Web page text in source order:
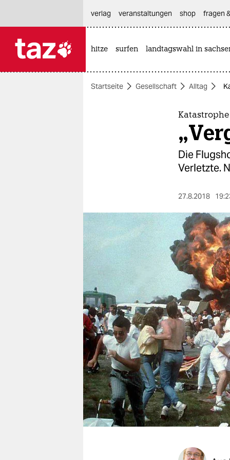
themen
berlin
nord
wahrheit
verlag
verlag
veranstaltungen
shop
fragen & hilfe
unterstützen
abo
verlag
veranstaltungen shop fragen
hitze surfen landtagswahl in
Startseite Gesellschaft Alltag
Die
Verletzte.
27.8.2018